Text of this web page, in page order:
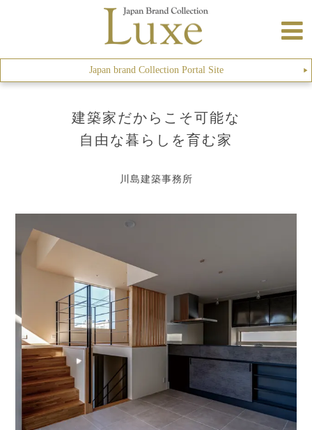
Japan brand Collection Portal Site ▶︎
建築家だからこそ可能な
自由な暮らしを育む家
川島建築事務所